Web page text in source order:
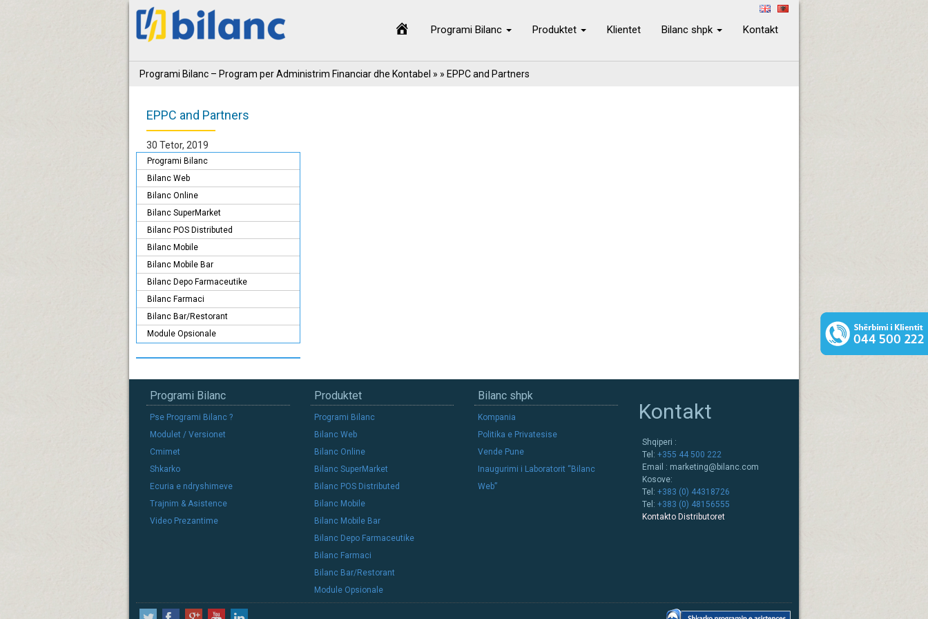
Programi Bilanc Produktet Klientet Bilanc shpk Kontakt
Programi Bilanc – Program per Administrim Financiar dhe Kontabel » » EPPC and Partners
EPPC and Partners
30 Tetor, 2019
Programi Bilanc
Bilanc Web
Bilanc Online
Bilanc SuperMarket
Bilanc POS Distributed
Bilanc Mobile
Bilanc Mobile Bar
Bilanc Depo Farmaceutike
Bilanc Farmaci
Bilanc Bar/Restorant
Module Opsionale
Programi Bilanc
Pse Programi Bilanc ?
Modulet / Versionet
Cmimet
Shkarko
Ecuria e ndryshimeve
Trajnim & Asistence
Video Prezantime
Produktet
Programi Bilanc
Bilanc Web
Bilanc Online
Bilanc SuperMarket
Bilanc POS Distributed
Bilanc Mobile
Bilanc Mobile Bar
Bilanc Depo Farmaceutike
Bilanc Farmaci
Bilanc Bar/Restorant
Module Opsionale
Bilanc shpk
Kompania
Politika e Privatesise
Vende Pune
Inaugurimi i Laboratorit “Bilanc
Web”
Kontakt
Shqiperi :
Tel: +355 44 500 222
Email : marketing@bilanc.com
Kosove:
Tel: +383 (0) 44318726
Tel: +383 (0) 48156555
Kontakto Distributoret